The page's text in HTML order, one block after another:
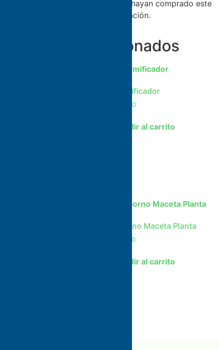
Solo los usuarios registrados que hayan comprado este
producto pueden hacer una valoración.
Productos relacionados
Humificador
10,30
Añadir al carrito
Adorno Maceta Planta
15,00
Añadir al carrito